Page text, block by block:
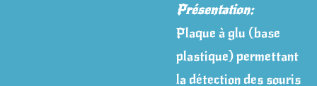
Présentation:
Plaque à glu (base
plastique) permettant
la détection des souris